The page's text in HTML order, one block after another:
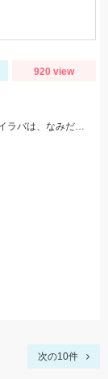
920 view
ヒットジグはディープライナーのスパイV１３０ｇ。タイラバは、なみだまＴＧ８０ｇやビンビン玉１００ｇ等を使用
次の10件